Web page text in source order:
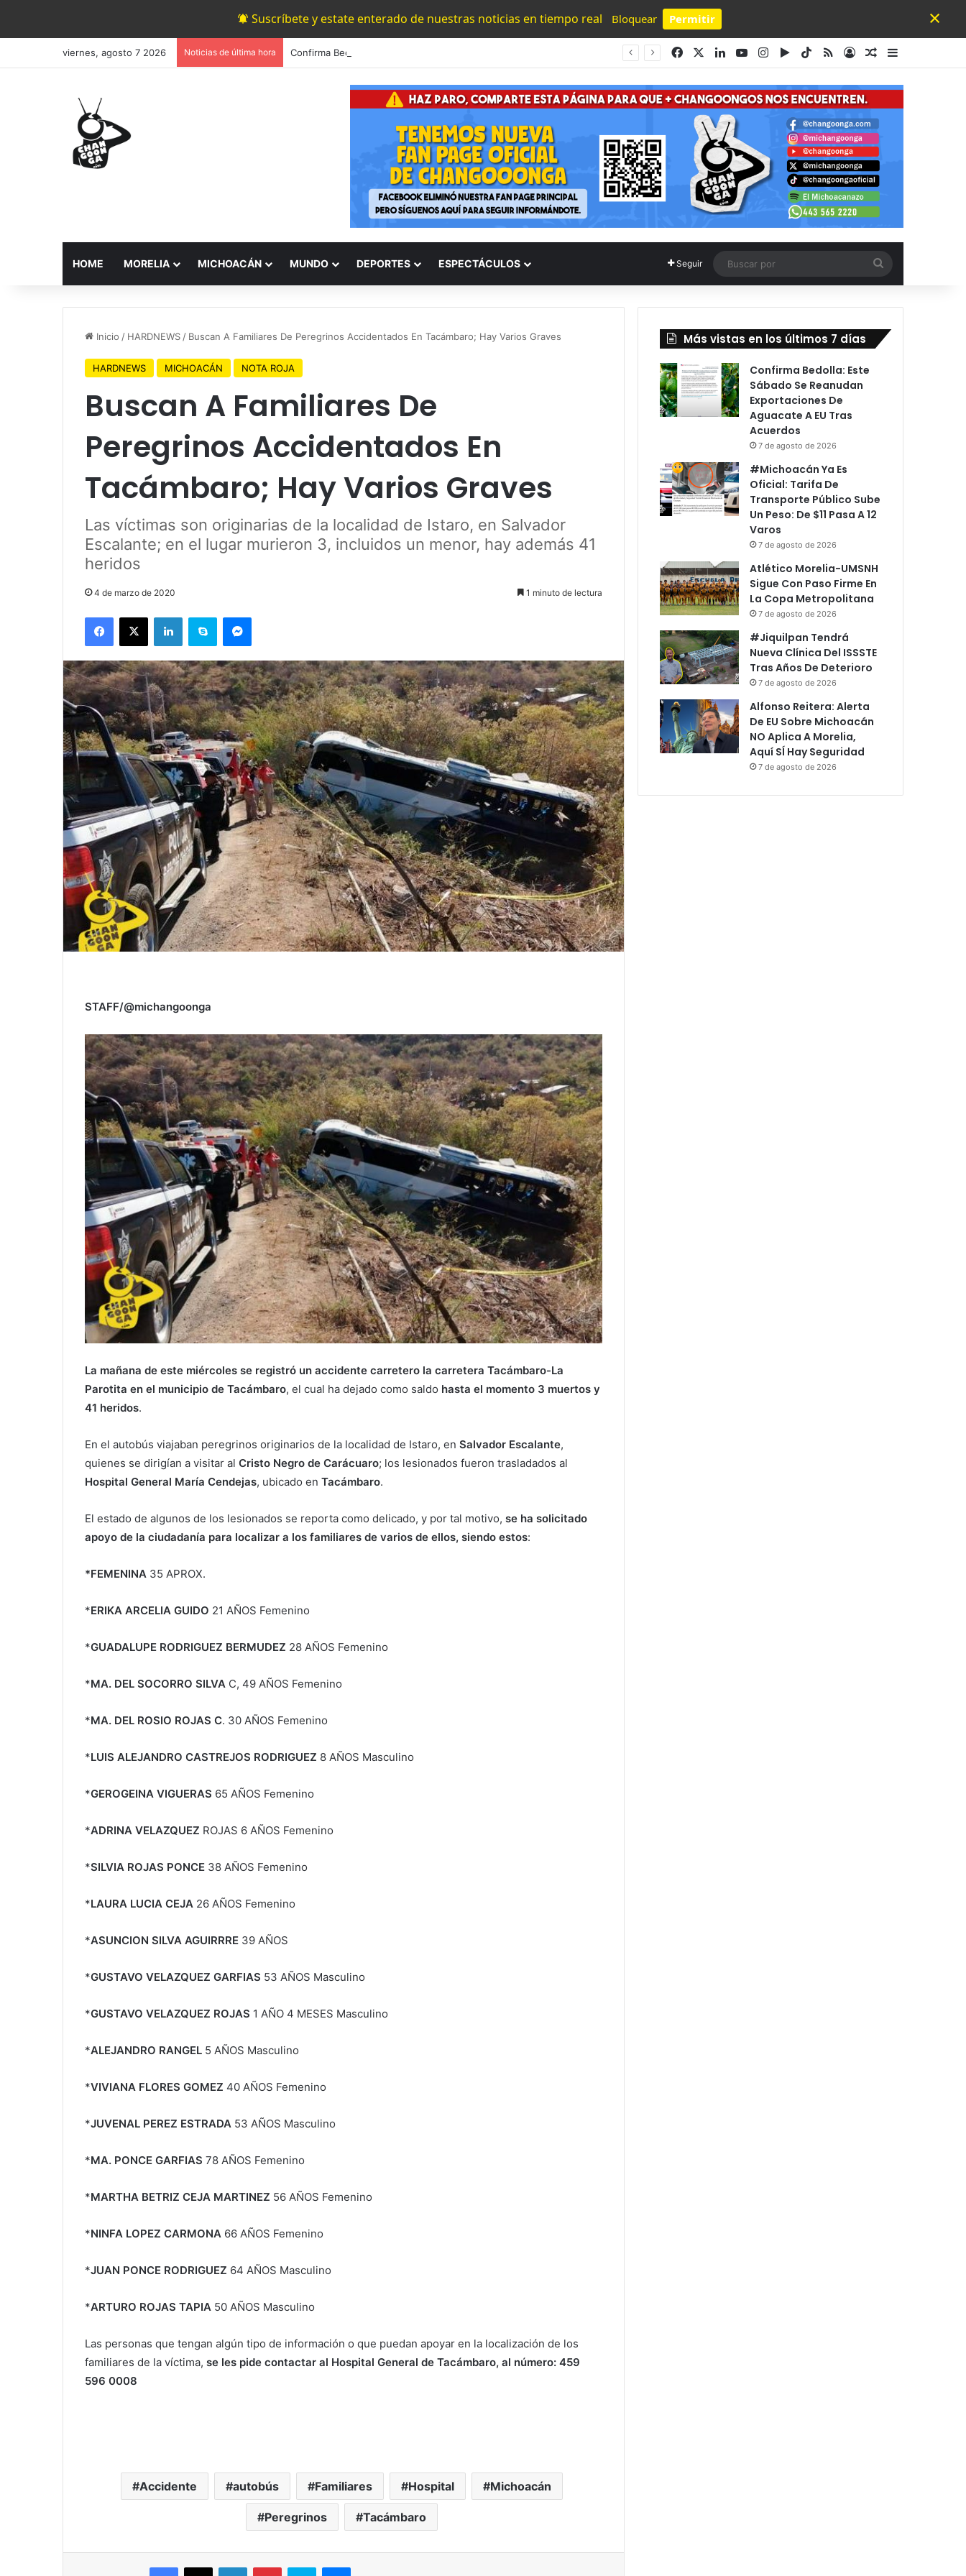
Suscríbete y estate enterado de nuestras noticias en tiempo real Bloquear Permitir
Powered by SendPulse
×
viernes, agosto 7 2026 Noticias de última hora FacebookLinkedInYouTubeInstagram
Google Play
TikTok
RSS AccesoPublicación al
HOME MORELIA MICHOACÁN MUNDO DEPORTES ESPECTÁCULOS Seguir
por
Inicio / HARDNEWS / Buscan A Familiares De Peregrinos Accidentados En Tacámbaro; Hay Varios Graves
HARDNEWS MICHOACÁN NOTA ROJA
Buscan A Familiares De
Peregrinos Accidentados En
Tacámbaro; Hay Varios Graves
Las víctimas son originarias de la localidad de Istaro, en Salvador
Escalante; en el lugar murieron 3, incluidos un menor, hay además 41
heridos
4 de marzo de 2020 1 minuto de lectura
STAFF/@michangoonga
La mañana de este miércoles se registró un accidente carretero la carretera Tacámbaro-La
Parotita en el municipio de Tacámbaro, el cual ha dejado como saldo hasta el momento 3 muertos y
41 heridos.
En el autobús viajaban peregrinos originarios de la localidad de Istaro, en Salvador Escalante,
quienes se dirigían a visitar al Cristo Negro de Carácuaro; los lesionados fueron trasladados al
Hospital General María Cendejas, ubicado en Tacámbaro.
El estado de algunos de los lesionados se reporta como delicado, y por tal motivo, se ha solicitado
apoyo de la ciudadanía para localizar a los familiares de varios de ellos, siendo estos:
*FEMENINA 35 APROX.
*ERIKA ARCELIA GUIDO 21 AÑOS Femenino
*GUADALUPE RODRIGUEZ BERMUDEZ 28 AÑOS Femenino
*MA. DEL SOCORRO SILVA C, 49 AÑOS Femenino
*MA. DEL ROSIO ROJAS C. 30 AÑOS Femenino
*LUIS ALEJANDRO CASTREJOS RODRIGUEZ 8 AÑOS Masculino
*GEROGEINA VIGUERAS 65 AÑOS Femenino
*ADRINA VELAZQUEZ ROJAS 6 AÑOS Femenino
*SILVIA ROJAS PONCE 38 AÑOS Femenino
*LAURA LUCIA CEJA 26 AÑOS Femenino
*ASUNCION SILVA AGUIRRRE 39 AÑOS
*GUSTAVO VELAZQUEZ GARFIAS 53 AÑOS Masculino
*GUSTAVO VELAZQUEZ ROJAS 1 AÑO 4 MESES Masculino
*ALEJANDRO RANGEL 5 AÑOS Masculino
*VIVIANA FLORES GOMEZ 40 AÑOS Femenino
*JUVENAL PEREZ ESTRADA 53 AÑOS Masculino
*MA. PONCE GARFIAS 78 AÑOS Femenino
*MARTHA BETRIZ CEJA MARTINEZ 56 AÑOS Femenino
*NINFA LOPEZ CARMONA 66 AÑOS Femenino
*JUAN PONCE RODRIGUEZ 64 AÑOS Masculino
*ARTURO ROJAS TAPIA 50 AÑOS Masculino
Las personas que tengan algún tipo de información o que puedan apoyar en la localización de los
familiares de la víctima, se les pide contactar al Hospital General de Tacámbaro, al número: 459
596 0008
Accidente autobús Familiares Hospital Michoacán
Peregrinos Tacámbaro
Más vistas en los últimos 7 días
Confirma Bedolla: Este
Sábado Se Reanudan
Exportaciones De
Aguacate A EU Tras
Acuerdos
7 de agosto de 2026
#Michoacán Ya Es
Oficial: Tarifa De
Transporte Público Sube
Un Peso: De $11 Pasa A 12
Varos
7 de agosto de 2026
Atlético Morelia-UMSNH
Sigue Con Paso Firme En
La Copa Metropolitana
7 de agosto de 2026
#Jiquilpan Tendrá
Nueva Clínica Del ISSSTE
Tras Años De Deterioro
7 de agosto de 2026
Alfonso Reitera: Alerta
De EU Sobre Michoacán
NO Aplica A Morelia,
Aquí SÍ Hay Seguridad
7 de agosto de 2026